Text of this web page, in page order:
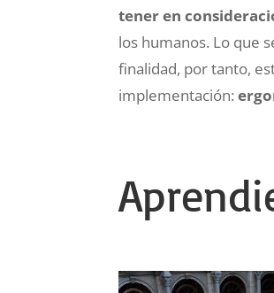
tener en
los humanos. Lo que
finalidad, por tanto,
implementación: